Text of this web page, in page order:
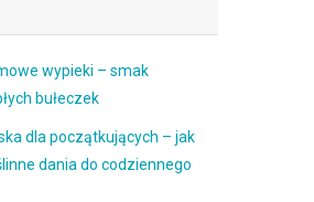
wypieki – smak
bułeczek
dla początkujących – jak
dania do codziennego